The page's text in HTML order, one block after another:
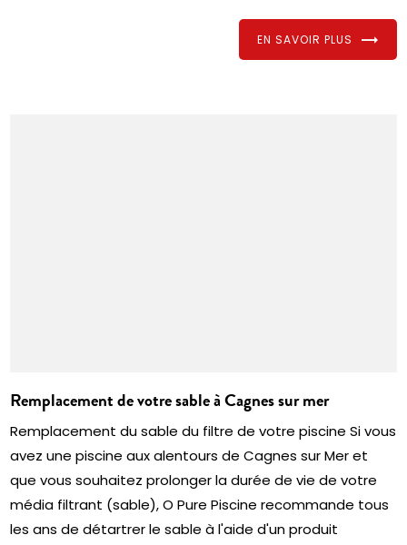
EN SAVOIR PLUS
Remplacement de votre sable à Cagnes sur mer
Remplacement du sable du filtre de votre piscine Si vous
avez une piscine aux alentours de Cagnes sur Mer et
que vous souhaitez prolonger la durée de vie de votre
média filtrant (sable), O Pure Piscine recommande tous
les ans de détartrer le sable à l'aide d'un produit